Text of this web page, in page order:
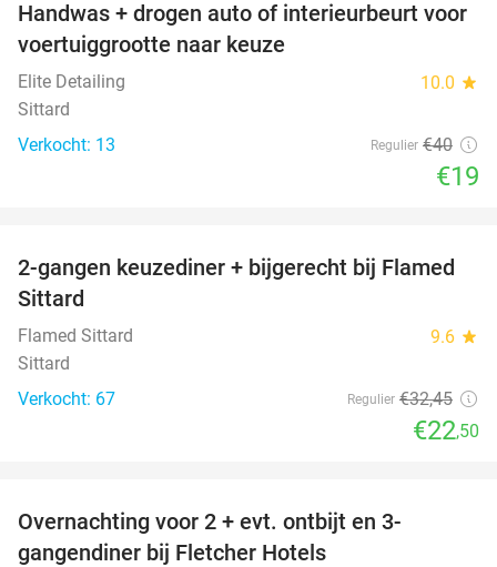
53%
Handwas + drogen auto of interieurbeurt voor
voertuiggrootte naar keuze
Elite Detailing 10.0 star
Sittard
Verkocht: 13
Regulier €40
€19
31%
2-gangen keuzediner + bijgerecht bij Flamed
Sittard
Flamed Sittard 9.6 star
Sittard
Verkocht: 67
Regulier €32,45
€22,50
Overnachting voor 2 + evt. ontbijt en 3-
gangendiner bij Fletcher Hotels